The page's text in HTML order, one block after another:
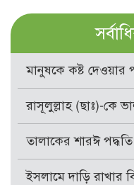
মানুষকে কষ্ট দেওয়ার
রাসূলুল্লাহ (ছাঃ)-কে
তালাকের শারঈ পদ্ধতি
ইসলামে দাড়ি রাখার